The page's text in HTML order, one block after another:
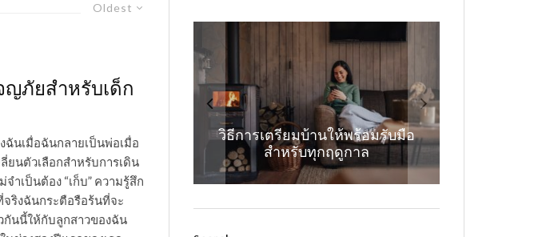
Oldest
ญภัยสำหรับเด็ก
นเมื่อฉันกลายเป็นพ่อเมื่อ
ยนตัวเลือกสำหรับการเดิน
เป็นต้อง “เก็บ” ความรู้สึก
ริงฉันกระตือรือร้นที่จะ
กันนี้ให้กับลูกสาวของฉัน
ยกระดับประสบการณ์การเล่น
ลอตเตอรี่ออนไลน์และคาสิโน
ออนไลน์ให้สูงสุด ด้วยการเข้า
ถึงที่เชื่อถือได้และคุณสมบัติที่
ปลอดภัย
วิธีการเตรียมบ้านให้พร้อมรับมือ
สำหรับทุกฤดูกาล
อนาคตของเทคโนโลยีชีวมิติใน
ด้านความปลอดภัยทางดิจิทัล
ความสำคัญของความคล่องตัว
ทางธุรกิจในตลาดที่เปลี่ยนแปลง
อย่างรวดเร็ว